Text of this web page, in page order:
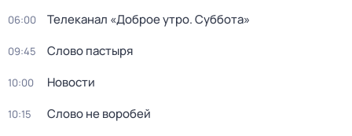
06:00 Телеканал «Доброе утро. Суббота»
09:45 Слово пастыря
10:00 Новости
10:15 Слово не воробей